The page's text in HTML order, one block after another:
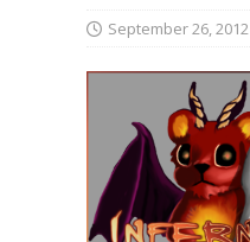
September 26, 2012